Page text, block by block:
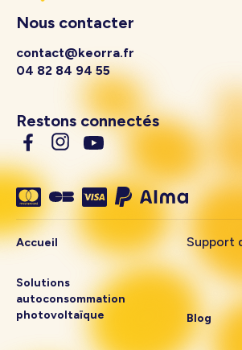
Nous contacter
contact@keorra.fr
04 82 84 94 55
Restons connectés
Accueil
Solutions
autoconsommation
photovoltaïque
Support
Blog